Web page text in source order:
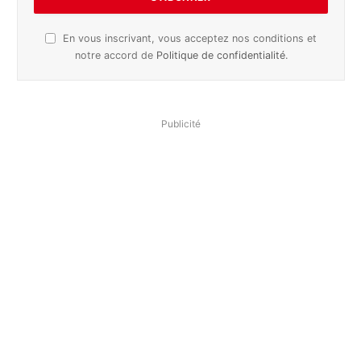
En vous inscrivant, vous acceptez nos conditions et
notre accord de Politique de confidentialité.
Publicité